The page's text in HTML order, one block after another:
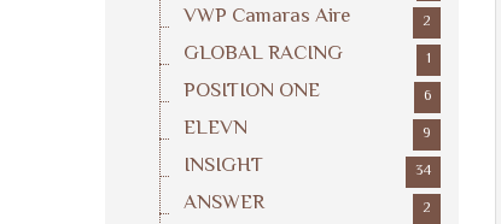
VWP Camaras Aire 2
GLOBAL RACING 1
POSITION ONE 6
ELEVN 9
INSIGHT 34
ANSWER 2